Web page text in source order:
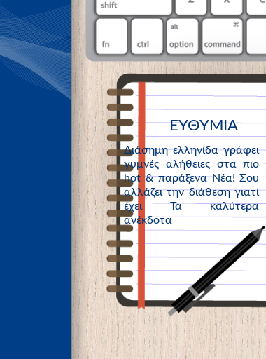
ΕΥΘΥΜΙΑ
Διάσημη ελληνίδα γράφει
γυμνές αλήθειες στα πιο
hot & παράξενα Νέα! Σου
αλλάζει την διάθεση γιατί
έχει Τα καλύτερα
ανέκδοτα